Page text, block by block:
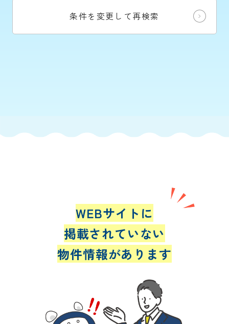
条件を変更して再検索
WEBサイトに
掲載されていない
物件情報があります